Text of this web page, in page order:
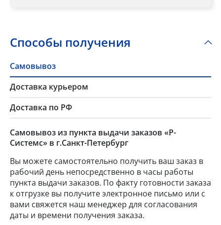
Способы получения
Самовывоз
Доставка курьером
Доставка по РФ
Самовывоз из пункта выдачи заказов «Р-
Системс» в г.Санкт-Петербург
Вы можете самостоятельно получить ваш заказ в
рабочий день непосредственно в часы работы
пункта выдачи заказов. По факту готовности заказа
к отгрузке вы получите электронное письмо или с
вами свяжется наш менеджер для согласования
даты и времени получения заказа.